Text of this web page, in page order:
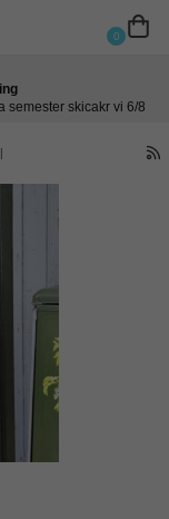
0
semester skicakr vi 6/8